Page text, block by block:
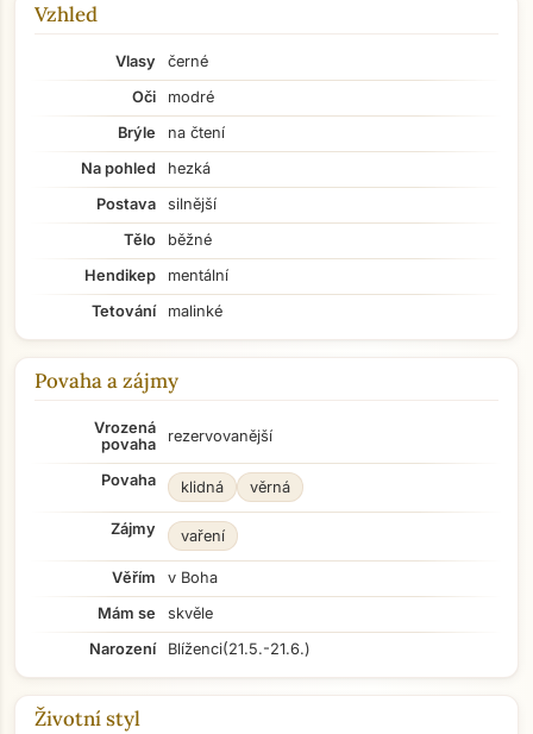
Vzhled
Vlasy
černé
Oči
modré
Brýle
na čtení
Na pohled
hezká
Postava
silnější
Tělo
běžné
Hendikep
mentální
Tetování
malinké
Povaha a zájmy
Vrozená
povaha
rezervovanější
Povaha klidná věrná
Zájmy vaření
Věřím
v Boha
Mám se
skvěle
Narození
Blíženci(21.5.-21.6.)
Životní styl